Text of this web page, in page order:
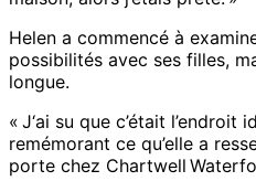
Helen a commencé à
possibilités avec ses filles,
longue.
« J‘ai su que c’était
remémorant ce qu’elle a
porte chez Chartwell